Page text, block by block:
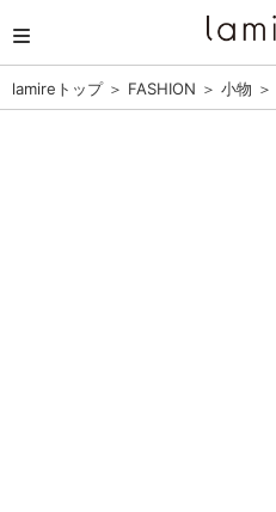
lamireトップ＞ FASHION ＞ 小物 ＞